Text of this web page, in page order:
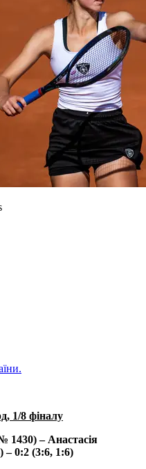
1/8 фіналу
1430) – Анастасія
– 0:2 (3:6, 1:6)